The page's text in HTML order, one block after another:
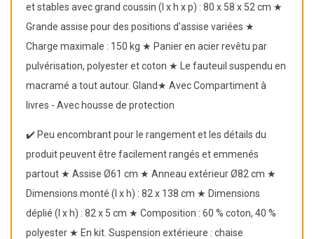
et stables avec grand coussin (l x h x p) : 80 x 58 x 52 cm ★
Grande assise pour des positions d'assise variées ★
Charge maximale : 150 kg ★ Panier en acier revêtu par
pulvérisation, polyester et coton ★ Le fauteuil suspendu en
macramé a tout autour. Gland★ Avec Compartiment à
livres - Avec housse de protection
✔️ Peu encombrant pour le rangement et les détails du
produit peuvent être facilement rangés et emmenés
partout ★ Assise Ø61 cm ★ Anneau extérieur Ø82 cm ★
Dimensions monté (l x h) : 82 x 138 cm ★ Dimensions
déplié (l x h) : 82 x 5 cm ★ Composition : 60 % coton, 40 %
polyester ★ En kit. Suspension extérieure : chaise